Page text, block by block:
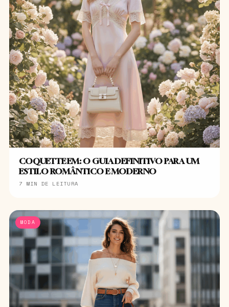
COQUETTE EM: O GUIA DEFINITIVO PARA UM
ESTILO ROMÂNTICO E MODERNO
7 MIN DE LEITURA
MODA